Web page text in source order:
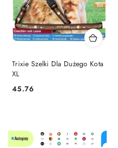
Trixie Szelki Dla Dużego Kota
XL
Cena:
45.76